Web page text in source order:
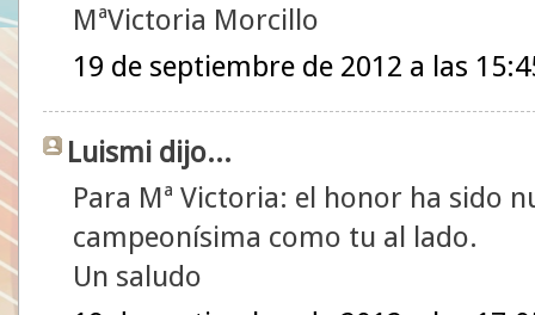
MªVictoria Morcillo
19 de septiembre de 2012 a las
Luismi dijo...
Para Mª Victoria: el honor ha sido
campeonísima como tu al lado.
Un saludo